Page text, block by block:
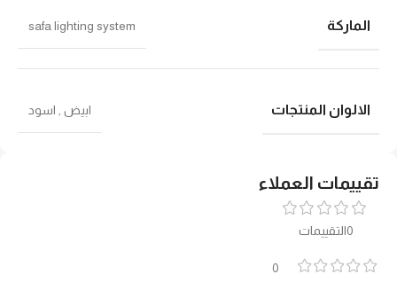
تقييمات العملاء
0التقييمات
0
الماركة safa lighting system
الالوان المنتجات ابيض اسود